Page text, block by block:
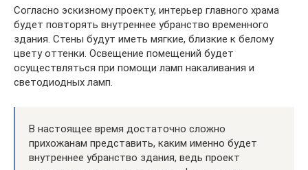
Согласно эскизному проекту, интерьер главного храма
будет повторять внутреннее убранство временного
здания. Стены будут иметь мягкие, близкие к белому
цвету оттенки. Освещение помещений будет
осуществляться при помощи ламп накаливания и
светодиодных ламп.
В настоящее время достаточно сложно
прихожанам представить, каким именно будет
внутреннее убранство здания, ведь проект